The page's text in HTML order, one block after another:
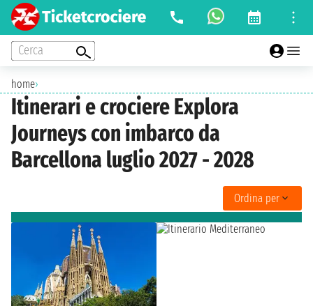
Cerca
home›
Itinerari e crociere Explora
Journeys con imbarco da
Barcellona luglio 2027 - 2028
Ordina per